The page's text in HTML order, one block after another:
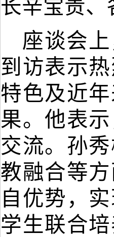
长辛宝贵
座谈会上
到访表示
特色及近
果。他表
交流。孙
教融合等
自优势，
学生联合